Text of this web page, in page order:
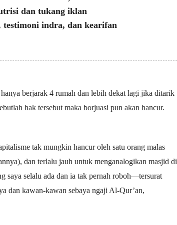
dan tukang iklan
testimoni indra, dan kearifan
berjarak 4 rumah dan lebih dekat lagi jika ditarik
hak tersebut maka borjuasi pun akan hancur.
tak mungkin hancur oleh satu orang malas
dan terlalu jauh untuk menganalogikan masjid di
saya selalu ada dan ia tak pernah roboh—tersurat
dan kawan-kawan sebaya ngaji Al-Qur’an,